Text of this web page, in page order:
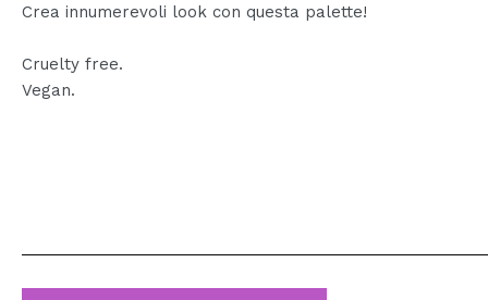
Crea innumerevoli look con questa palette!
Cruelty free.
Vegan.